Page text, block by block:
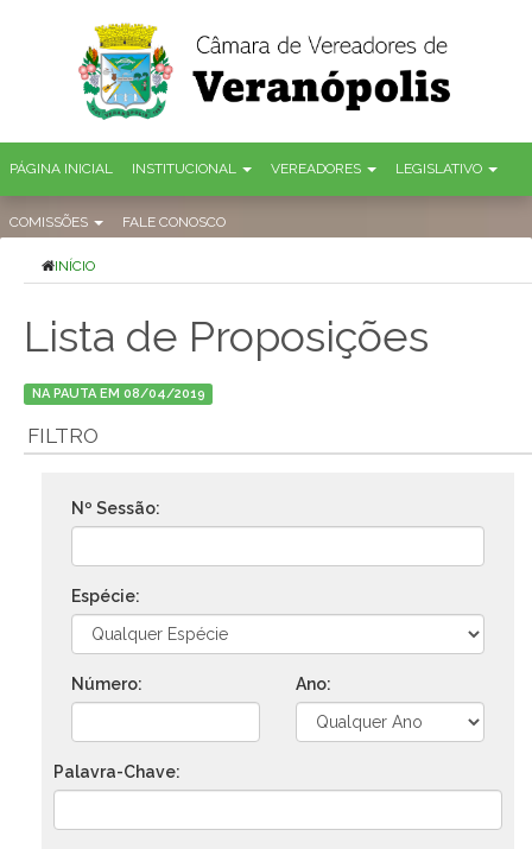
PÁGINA INICIAL INSTITUCIONAL VEREADORES LEGISLATIVO
COMISSÕES FALE CONOSCO
INÍCIO
Lista de Proposições
NA PAUTA EM 08/04/2019
FILTRO
Nº Sessão:
Espécie:
Número: Ano:
Palavra-Chave: